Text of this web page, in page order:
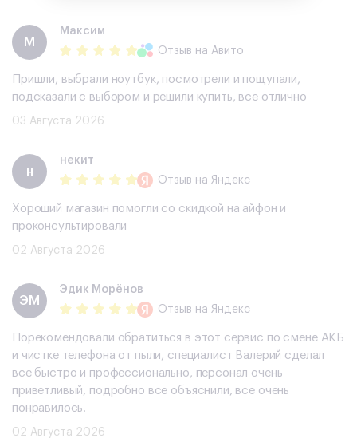
М
Максим
Отзыв на Авито
Пришли, выбрали ноутбук, посмотрели и пощупали,
подсказали с выбором и решили купить, все отлично
03 Августа 2026
н
некит
Отзыв на Яндекс
Хороший магазин помогли со скидкой на айфон и
проконсультировали
02 Августа 2026
ЭМ
Эдик Морёнов
Отзыв на Яндекс
Порекомендовали обратиться в этот сервис по смене АКБ
и чистке телефона от пыли, специалист Валерий сделал
все быстро и профессионально, персонал очень
приветливый, подробно все объяснили, все очень
понравилось.
02 Августа 2026